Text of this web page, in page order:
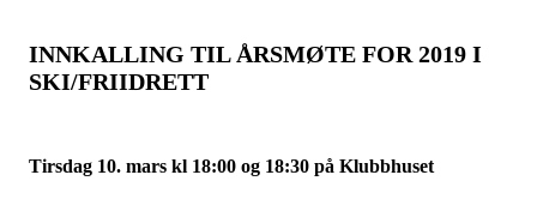
INNKALLING TIL ÅRSMØTE FOR 2019 I
SKI/FRIIDRETT
Tirsdag 10. mars kl 18:00 og 18:30 på Klubbhuset